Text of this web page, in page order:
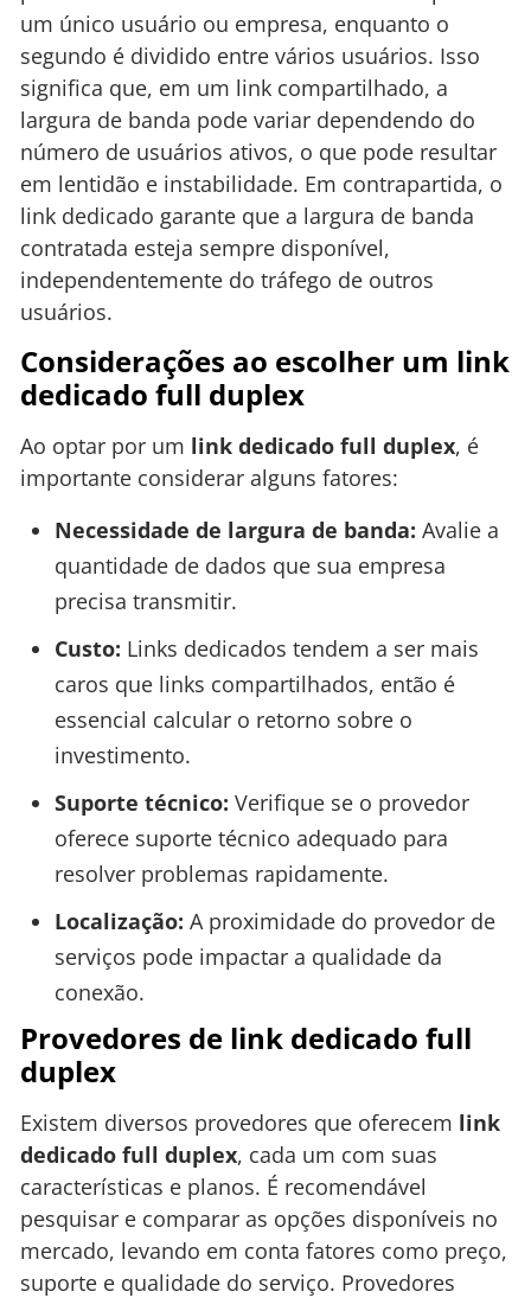
um único usuário ou empresa, enquanto o
segundo é dividido entre vários usuários. Isso
significa que, em um link compartilhado, a
largura de banda pode variar dependendo do
número de usuários ativos, o que pode resultar
em lentidão e instabilidade. Em contrapartida, o
link dedicado garante que a largura de banda
contratada esteja sempre disponível,
independentemente do tráfego de outros
usuários.
Considerações ao escolher um link
dedicado full duplex
Ao optar por um link dedicado full duplex, é
importante considerar alguns fatores:
Necessidade de largura de banda: Avalie a
quantidade de dados que sua empresa
precisa transmitir.
Custo: Links dedicados tendem a ser mais
caros que links compartilhados, então é
essencial calcular o retorno sobre o
investimento.
Suporte técnico: Verifique se o provedor
oferece suporte técnico adequado para
resolver problemas rapidamente.
Localização: A proximidade do provedor de
serviços pode impactar a qualidade da
conexão.
Provedores de link dedicado full
duplex
Existem diversos provedores que oferecem link
dedicado full duplex, cada um com suas
características e planos. É recomendável
pesquisar e comparar as opções disponíveis no
mercado, levando em conta fatores como preço,
suporte e qualidade do serviço. Provedores